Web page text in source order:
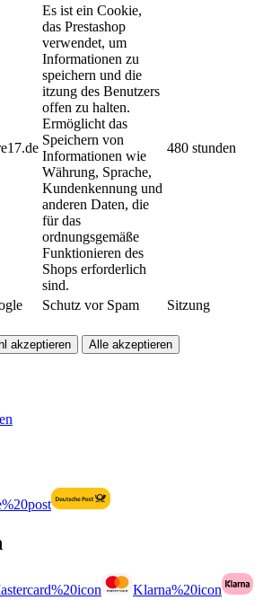
Es ist ein Cookie,
das Prestashop
verwendet, um
Informationen zu
speichern und die
itzung des Benutzers
offen zu halten.
Ermöglicht das
Speichern von
Informationen wie
Währung, Sprache,
Kundenkennung und
anderen Daten, die
für das
ordnungsgemäße
Funktionieren des
Shops erforderlich
sind.
480 stunden
Schutz vor Spam Sitzung
akzeptieren Alle akzeptieren
Klarna%20icon